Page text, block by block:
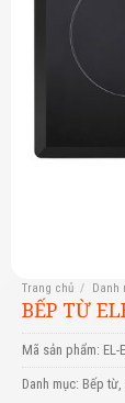
Trang chủ / Danh
BẾP TỪ
Mã sản phẩm: EL-
Danh mục: Bếp từ,